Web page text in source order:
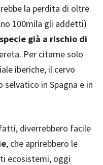
la perdita di oltre
100mila gli addetti)
già a rischio di
Per citarne solo
iberiche, il cervo
in Spagna e in
diverrebbero facile
, che aprirebbero le
ecosistemi, oggi